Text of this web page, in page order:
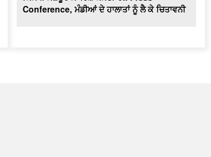
Conference, ਮੰਡੀਆਂ ਦੇ ਹਾਲਾਤਾਂ ਨੂੰ ਲੈ ਕੇ ਚਿਤਾਵਨੀ